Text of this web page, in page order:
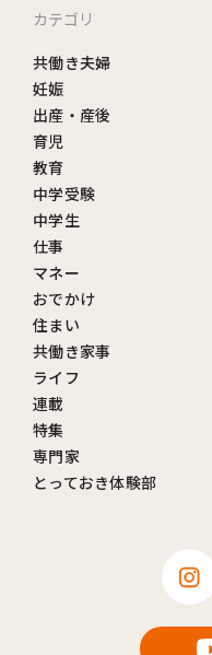
カテゴリ
共働き夫婦
妊娠
出産・産後
育児
教育
中学受験
中学生
仕事
マネー
おでかけ
住まい
共働き家事
ライフ
連載
特集
専門家
とっておき体験部